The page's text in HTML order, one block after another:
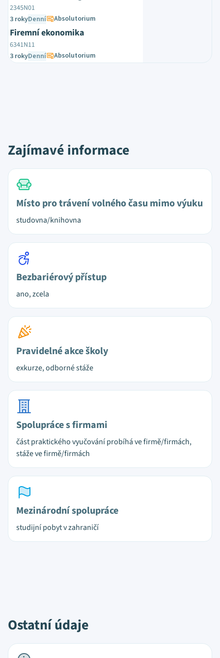
2345N01
3 rokyDenní Absolutorium
Firemní ekonomika
6341N11
3 rokyDenní Absolutorium
Zajímavé informace
Místo pro trávení volného času mimo výuku
studovna/knihovna
Bezbariérový přístup
ano, zcela
Pravidelné akce školy
exkurze, odborné stáže
Spolupráce s firmami
část praktického vyučování probíhá ve firmě/firmách,
stáže ve firmě/firmách
Mezinárodní spolupráce
studijní pobyt v zahraničí
Ostatní údaje